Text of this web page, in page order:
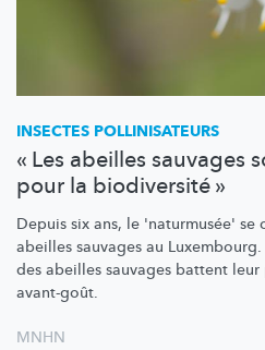
INSECTES POLLINISATEURS
« Les abeilles sauvages
pour la biodiversité »
Depuis six ans, le 'naturmusée' se
abeilles sauvages au
des abeilles sauvages battent
avant-goût.
MNHN